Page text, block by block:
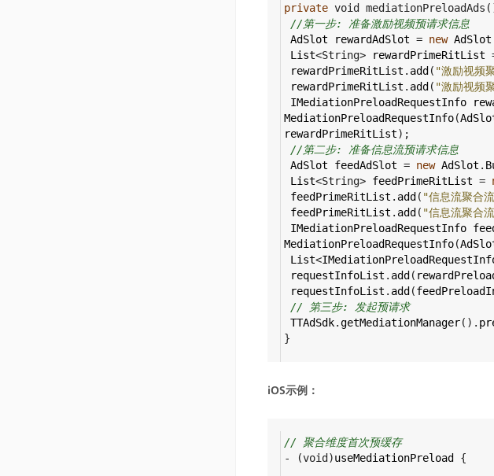
private void mediationPreloadAds
//第一步: 准备激励视频预请求信息
AdSlot
rewardAdSlot = new AdSlot
List<String> rewardPrimeRitList
rewardPrimeRitList . add ( "激励视频
rewardPrimeRitList . add ( "激励视频
IMediationPreloadRequestInfo
MediationPreloadRequestInfo(
rewardPrimeRitList);
//第二步: 准备信息流预请求信息
AdSlot
feedAdSlot = new AdSlot .
List<String> feedPrimeRitList =
feedPrimeRitList . add ( "信息流聚合
feedPrimeRitList . add ( "信息流聚合
IMediationPreloadRequestInfo
MediationPreloadRequestInfo(
List<
requestInfoList . add (
requestInfoList . add (
// 第三步: 发起预请求
TTAdSdk.getMediationManager().
}
iOS示例：
// 聚合维度首次预缓存
-
(void )useMediationPreload {